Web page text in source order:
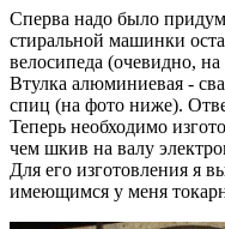
Сперва надо было
стиральной машинки
велосипеда (очевидно, на
Втулка алюминиевая -
спиц (на фото ниже).
Теперь необходимо
чем шкив на валу
Для его изготовления я
имеющимся у меня